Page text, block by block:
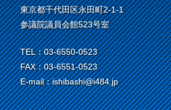
東京都千代田区永田町2-1-1
参議院議員会館523号室
TEL：03-6550-0523
FAX：03-6551-0523
E-mail：ishibashi@i484.jp